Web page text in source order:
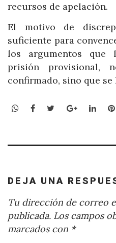
recursos de apelación.
El motivo de
suficiente para
los argumentos que
prisión provisional,
confirmado, sino que se
WhatsApp
Facebook
TwitterGoogle+
DEJA UNA
Tu dirección de correo
publicada. Los campos
marcados con *